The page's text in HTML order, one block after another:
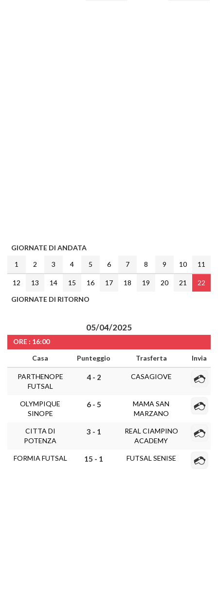
GIORNATE DI ANDATA
1
2 3 4 5 6 7 8 9 10 11
12 13 14 15 16 17 18 19 20 21
22
GIORNATE DI RITORNO
05/04/2025
ORE : 16:00
Casa
Punteggio Trasferta Invia
PARTHENOPE
FUTSAL
4 - 2 CASAGIOVE
OLYMPIQUE
SINOPE
6 - 5
MAMA SAN
MARZANO
CITTA DI
POTENZA
3 - 1
REAL CIAMPINO
ACADEMY
FORMIA FUTSAL 15 - 1 FUTSAL SENISE